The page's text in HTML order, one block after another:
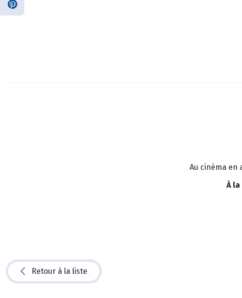
Au cinéma en
À
Retour à la liste